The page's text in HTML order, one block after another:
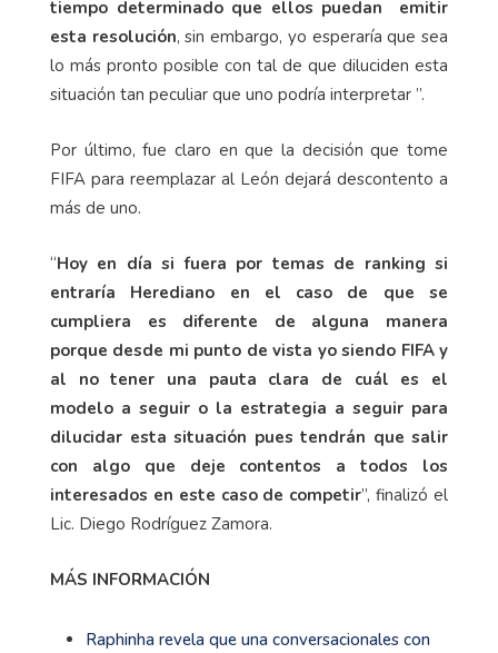
tiempo determinado que ellos puedan
emitir
esta resolución, sin embargo, yo esperaría que sea
lo más pronto posible con tal de que diluciden esta
situación tan peculiar que uno podría interpretar ”.
Por último, fue claro en que la decisión que tome
FIFA para reemplazar al León dejará descontento a
más de uno.
“Hoy en día si fuera por temas de ranking si
entraría Herediano en el caso de que se
cumpliera es diferente de alguna manera
porque desde mi punto de vista yo siendo FIFA y
al no tener una pauta clara de cuál es el
modelo a seguir o la estrategia a seguir para
dilucidar esta situación pues tendrán que salir
con algo que deje contentos a todos los
interesados en este caso de competir”, finalizó el
Lic. Diego Rodríguez Zamora.
MÁS INFORMACIÓN
Raphinha revela que una conversacionales con